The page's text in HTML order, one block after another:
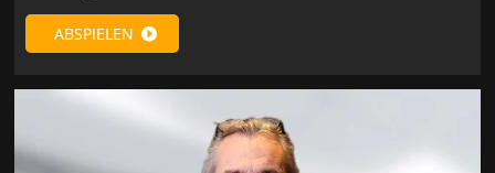
ABSPIELEN